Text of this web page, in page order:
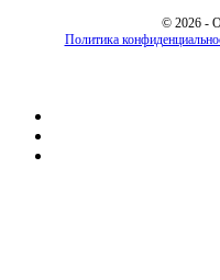
© 2026
Политика